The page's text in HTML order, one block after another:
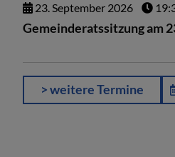
23.September 2026
Gemeinderatssitzung am
> weitere Termine